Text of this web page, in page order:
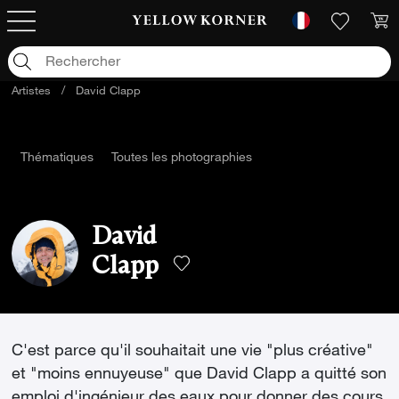
Artistes / David Clapp
Thématiques Toutes les photographies
David
Clapp
C'est parce qu'il souhaitait une vie "plus créative"
et "moins ennuyeuse" que David Clapp a quitté son